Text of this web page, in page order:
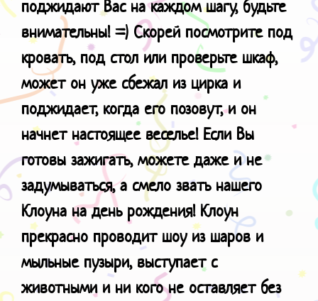
поджидают Вас на каждом шагу, будьте
внимательны! =) Скорей посмотрите под
кровать, под стол или проверьте шкаф,
может он уже сбежал из цирка и
поджидает, когда его позовут, и он
начнет настоящее веселье! Если Вы
готовы зажигать, можете даже и не
задумываться, а смело звать нашего
Клоуна на день рождения! Клоун
прекрасно проводит шоу из шаров и
мыльные пузыри, выступает с
животными и ни кого не оставляет без